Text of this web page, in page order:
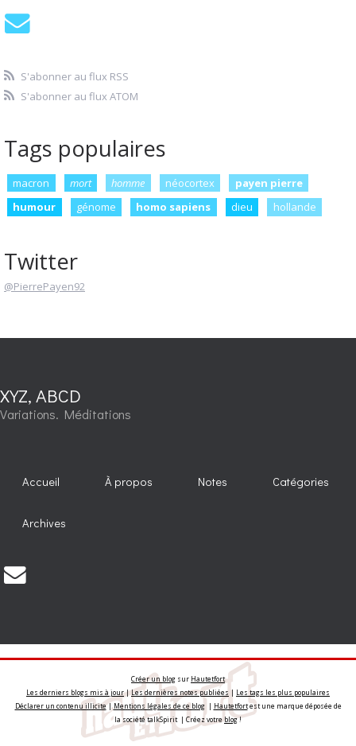
S'abonner au flux RSS
S'abonner au flux ATOM
Tags populaires
macron mort homme néocortex
payen pierre
humour
génome homo sapiens dieu hollande
Twitter
@PierrePayen92
XYZ, ABCD
Variations. Méditations
Accueil À propos Notes Catégories
Archives
Créer un blog sur Hautetfort
Les derniers blogs mis à jour|Les dernières notes publiées | Les tags les plus populaires
Déclarer un contenu illicite|Mentions légales de ce blog| Hautetfortest une marque déposée de
la société talkSpirit | Créez votreblog!